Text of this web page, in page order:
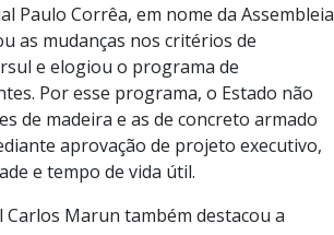
Paulo Corrêa, em nome da Assembleia
as mudanças nos critérios de
e elogiou o programa de
Por esse programa, o Estado não
de madeira e as de concreto armado
aprovação de projeto executivo,
e tempo de vida útil.
Marun também destacou a